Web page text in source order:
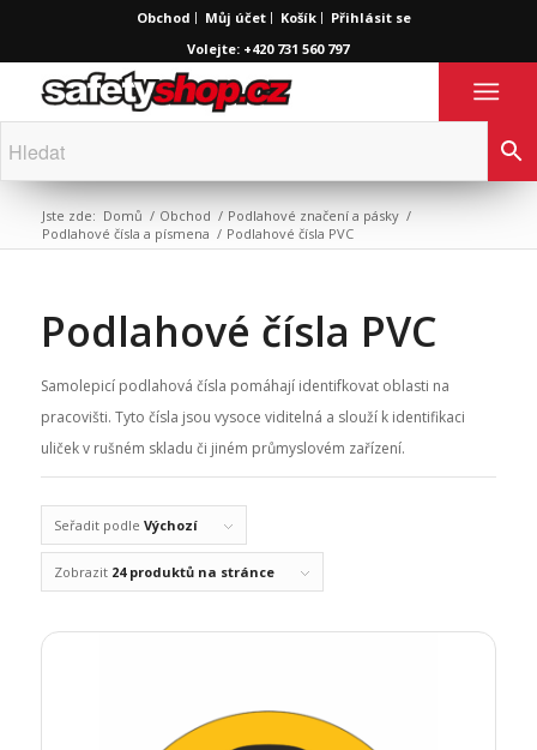
Obchod Můj účet Košík
Přihlásit se
Volejte: +420 731 560 797
Jste zde: Domů / Obchod / Podlahové značení a pásky /
Podlahové čísla a písmena / Podlahové čísla PVC
Podlahové čísla PVC
Samolepicí podlahová čísla pomáhají identifkovat oblasti na
pracovišti. Tyto čísla jsou vysoce viditelná a slouží k identifikaci
uliček v rušném skladu či jiném průmyslovém zařízení.
Seřadit podle Výchozí
Zobrazit 24 produktů na stránce